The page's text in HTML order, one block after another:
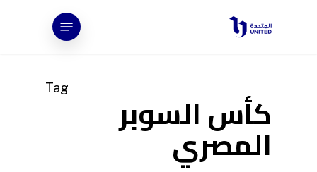
Menu
Tag كأس السوبر
المصري